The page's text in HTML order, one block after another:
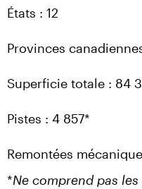
États : 12
Provinces
Superficie totale : 84
Pistes : 4 857*
Remontées
*Ne comprend pas